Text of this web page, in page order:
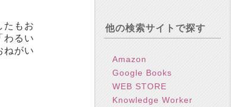
たもお
わるい
ねがい
他の検索サイトで探す
Amazon
Google Books
WEB STORE
Knowledge Worker